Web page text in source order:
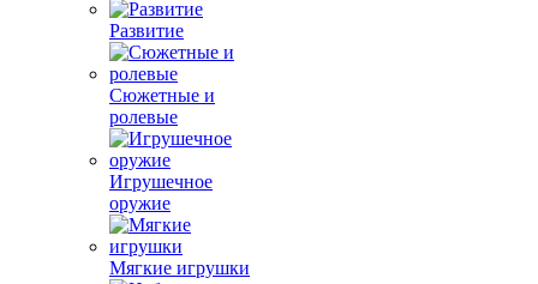
Развитие
Сюжетные и
ролевые
Игрушечное
оружие
Мягкие игрушки